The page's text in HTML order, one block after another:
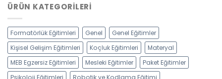
ÜRÜN KATEGORILERI
Formatörlük Eğitimleri Genel
Genel Eğitimler
Kişisel Gelişim Eğitimleri
Koçluk Eğitimleri
Materyal
MEB Egzersiz Eğitimleri
Mesleki Eğitimler
Paket Eğitimler